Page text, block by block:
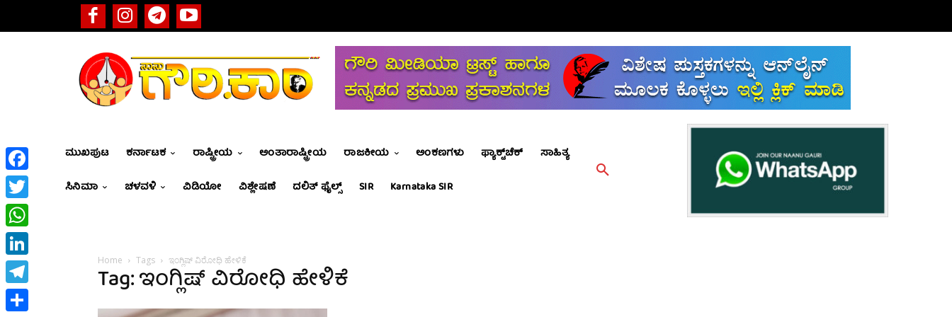
ಮುಖಪುಟ ಕರ್ನಾಟಕ ರಾಷ್ಟ್ರೀಯ ಅಂತಾರಾಷ್ಟ್ರೀಯ ರಾಜಕೀಯ ಅಂಕಣಗಳು ಫ್ಯಾಕ್ಟ್‌ಚೆಕ್
ಸಾಹಿತ್ಯ
ಸಿನಿಮಾ
ಚಳವಳಿ ವಿಡಿಯೋ ವಿಶ್ಲೇಷಣೆ ದಲಿತ್ ಫೈಲ್ಸ್ SIR Karnataka SIR
Home Tags ಇಂಗ್ಲಿಷ್ ವಿರೋಧಿ ಹೇಳಿಕೆ
Tag: ಇಂಗ್ಲಿಷ್ ವಿರೋಧಿ ಹೇಳಿಕೆ
Facebook
Twitter
WhatsApp
LinkedIn
Telegram